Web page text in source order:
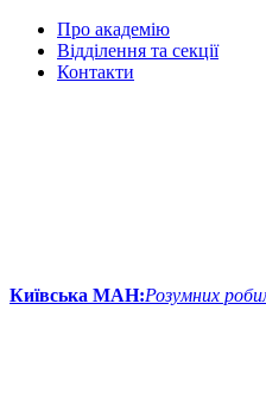
Про академію
Відділення та секції
Контакти
Київська МАН:Розумних